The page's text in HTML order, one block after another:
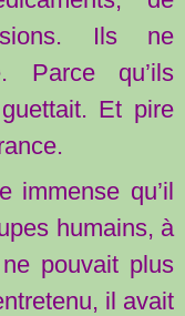
Ils ne
qu’ils
Et pire
immense qu’il
humains, à
pouvait plus
il avait